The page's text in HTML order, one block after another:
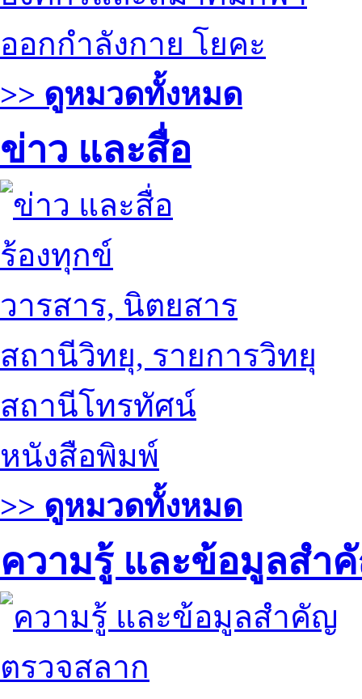
ออกกำลังกาย โยคะ
>> ดูหมวดทั้งหมด
ข่าว และสื่อ
ร้องทุกข์
วารสาร, นิตยสาร
สถานีวิทยุ, รายการวิทยุ
สถานีโทรทัศน์
หนังสือพิมพ์
>> ดูหมวดทั้งหมด
ความรู้ และข้อมูลสำ
ตรวจสลาก